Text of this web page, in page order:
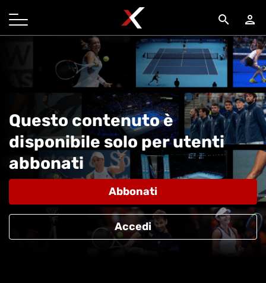
search person
Questo contenuto è
disponibile solo per utenti
abbonati
Abbonati
Accedi